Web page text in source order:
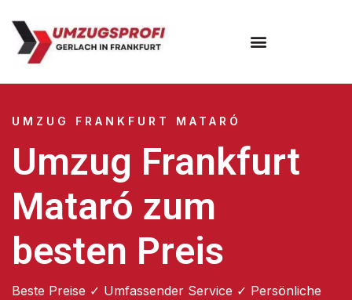
UMZUG FRANKFURT MATARÓ
Umzug Frankfurt
Mataró zum
besten Preis
Beste Preise ✓ Umfassender Service ✓ Persönliche